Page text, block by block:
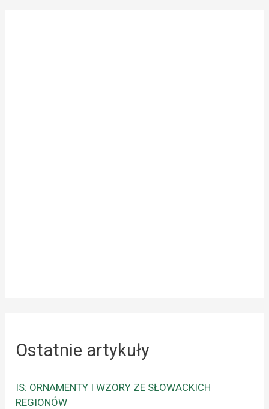
Ostatnie artykuły
IS: ORNAMENTY I WZORY ZE SŁOWACKICH
REGIONÓW